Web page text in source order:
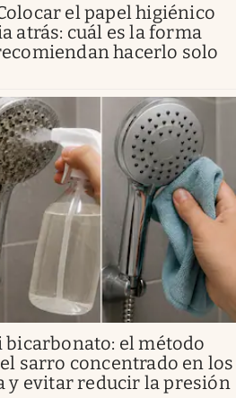
el papel higiénico
atrás: cuál es la forma
hacerlo solo
el método
sarro concentrado en los
y evitar reducir la presión